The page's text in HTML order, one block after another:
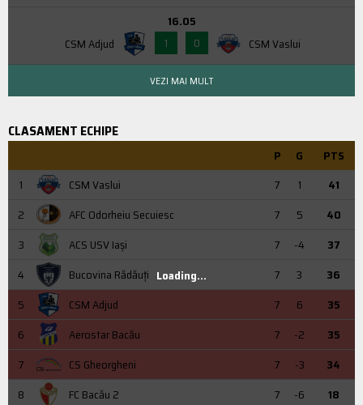
CSM Adjud
16.05
1
0 CSM Vaslui
VEZI MAI MULT
CLASAMENT ECHIPE
P G
PTS
1
CSM Vaslui 7 1
41
2
AFC Odorheiu Secuiesc 7 5
40
3
ACS USV Iaşi 7 -4
37
4
Bucovina Rădăuți 7 3
36
5
CSM Adjud 7 6
35
6
Aerostar Bacău 7 -2
35
7
CS Gheorgheni 7 -3
34
8
FC Bacău 2 7 -6 18
Loading...